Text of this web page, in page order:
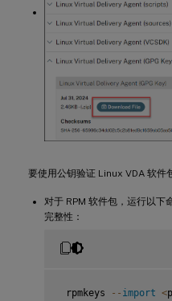
要使用公钥验证 Linux VDA 软件
对于 RPM 软件包，运行以下
完整性：
rpmkeys -- import <